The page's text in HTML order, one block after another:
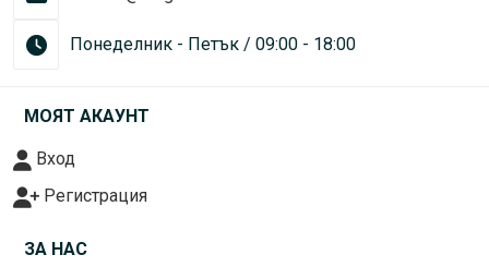
Понеделник - Петък / 09:00 - 18:00
МОЯТ АКАУНТ
Вход
Регистрация
ЗА НАС